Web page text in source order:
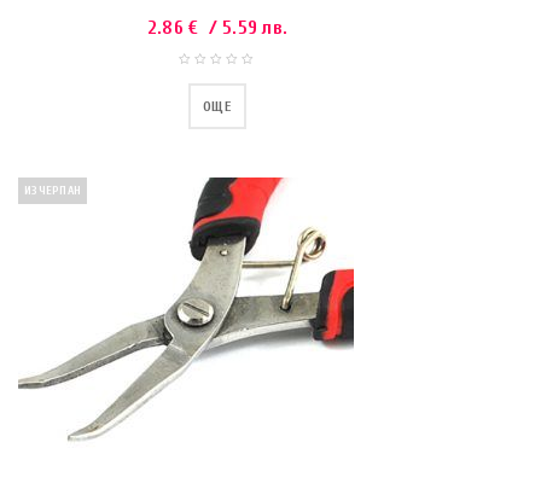
2.86€ / 5.59 лв.
ОЩЕ
ИЗЧЕРПАН